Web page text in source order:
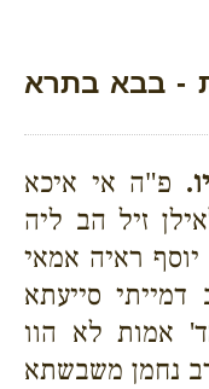
- בבא בתרא
פ"ה אי איכא
זיל הב ליה
יוסף ראיה אמאי
סייעתא
אמות לא הוו
נחמן משבשתא